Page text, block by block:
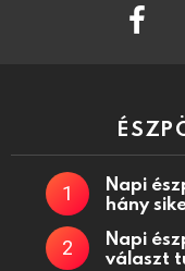
Napi
hány
Napi
választ